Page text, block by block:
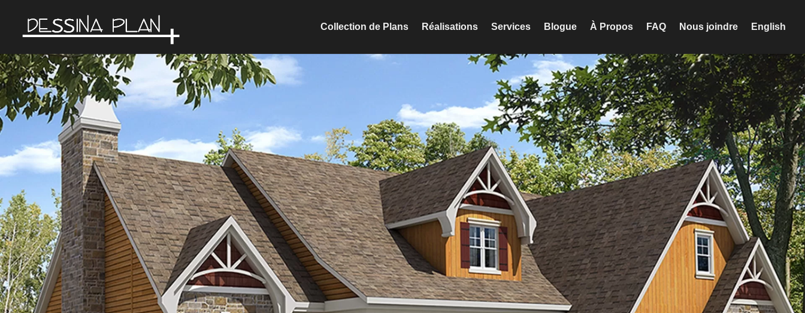
Collection de Plans Réalisations Services Blogue À Propos FAQ Nous joindre English